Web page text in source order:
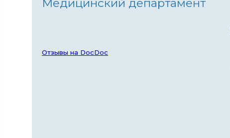
Медицинский департамент
Отзывы на DocDoc